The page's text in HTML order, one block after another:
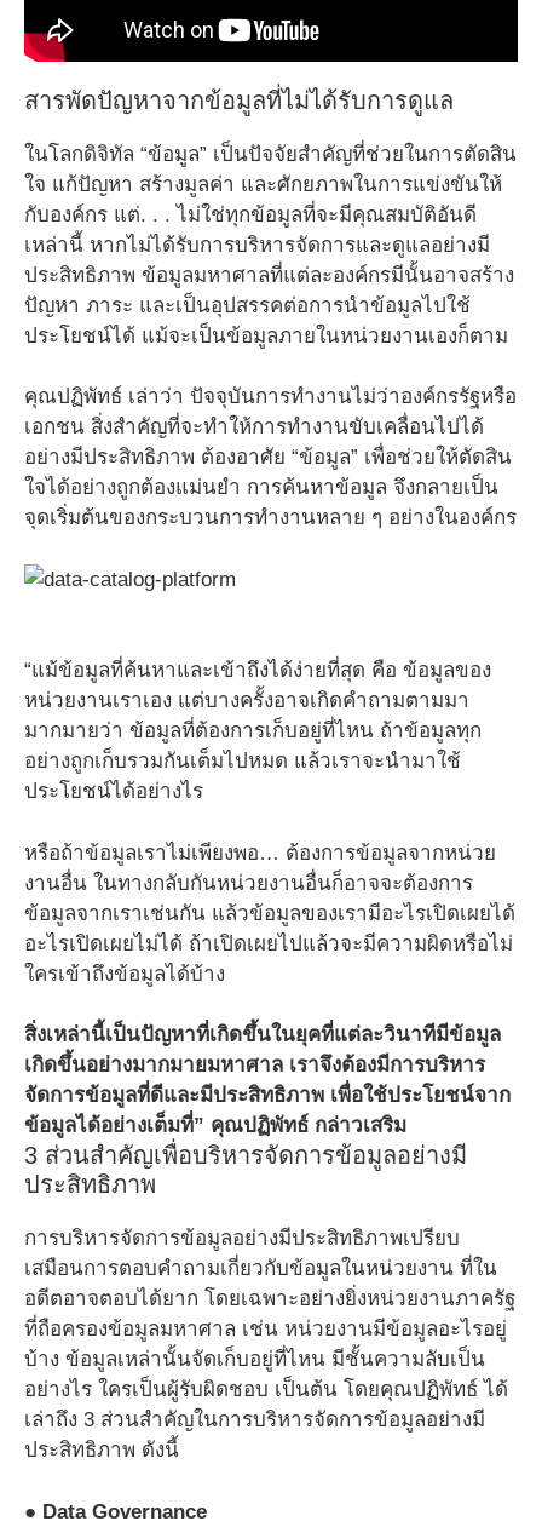
สารพัดปัญหาจากข้อมูลที่ไม่ได้รับการดูแล
ในโลกดิจิทัล “ข้อมูล” เป็นปัจจัยสำคัญที่ช่วยในการตัดสิน
ใจ แก้ปัญหา สร้างมูลค่า และศักยภาพในการแข่งขันให้
กับองค์กร แต่. . . ไม่ใช่ทุกข้อมูลที่จะมีคุณสมบัติอันดี
เหล่านี้ หากไม่ได้รับการบริหารจัดการและดูแลอย่างมี
ประสิทธิภาพ ข้อมูลมหาศาลที่แต่ละองค์กรมีนั้นอาจสร้าง
ปัญหา ภาระ และเป็นอุปสรรคต่อการนำข้อมูลไปใช้
ประโยชน์ได้ แม้จะเป็นข้อมูลภายในหน่วยงานเองก็ตาม
คุณปฏิพัทธ์ เล่าว่า ปัจจุบันการทำงานไม่ว่าองค์กรรัฐหรือ
เอกชน สิ่งสำคัญที่จะทำให้การทำงานขับเคลื่อนไปได้
อย่างมีประสิทธิภาพ ต้องอาศัย “ข้อมูล” เพื่อช่วยให้ตัดสิน
ใจได้อย่างถูกต้องแม่นยำ การค้นหาข้อมูล จึงกลายเป็น
จุดเริ่มต้นของกระบวนการทำงานหลาย ๆ อย่างในองค์กร
“แม้ข้อมูลที่ค้นหาและเข้าถึงได้ง่ายที่สุด คือ ข้อมูลของ
หน่วยงานเราเอง แต่บางครั้งอาจเกิดคำถามตามมา
มากมายว่า ข้อมูลที่ต้องการเก็บอยู่ที่ไหน ถ้าข้อมูลทุก
อย่างถูกเก็บรวมกันเต็มไปหมด แล้วเราจะนำมาใช้
ประโยชน์ได้อย่างไร
หรือถ้าข้อมูลเราไม่เพียงพอ… ต้องการข้อมูลจากหน่วย
งานอื่น ในทางกลับกันหน่วยงานอื่นก็อาจจะต้องการ
ข้อมูลจากเราเช่นกัน แล้วข้อมูลของเรามีอะไรเปิดเผยได้
อะไรเปิดเผยไม่ได้ ถ้าเปิดเผยไปแล้วจะมีความผิดหรือไม่
ใครเข้าถึงข้อมูลได้บ้าง
สิ่งเหล่านี้เป็นปัญหาที่เกิดขึ้นในยุคที่แต่ละวินาทีมีข้อมูล
เกิดขึ้นอย่างมากมายมหาศาล เราจึงต้องมีการบริหาร
จัดการข้อมูลที่ดีและมีประสิทธิภาพ เพื่อใช้ประโยชน์จาก
ข้อมูลได้อย่างเต็มที่” คุณปฏิพัทธ์ กล่าวเสริม
3 ส่วนสำคัญเพื่อบริหารจัดการข้อมูลอย่างมี
ประสิทธิภาพ
การบริหารจัดการข้อมูลอย่างมีประสิทธิภาพเปรียบ
เสมือนการตอบคำถามเกี่ยวกับข้อมูลในหน่วยงาน ที่ใน
อดีตอาจตอบได้ยาก โดยเฉพาะอย่างยิ่งหน่วยงานภาครัฐ
ที่ถือครองข้อมูลมหาศาล เช่น หน่วยงานมีข้อมูลอะไรอยู่
บ้าง ข้อมูลเหล่านั้นจัดเก็บอยู่ที่ไหน มีชั้นความลับเป็น
อย่างไร ใครเป็นผู้รับผิดชอบ เป็นต้น โดยคุณปฏิพัทธ์ ได้
เล่าถึง 3 ส่วนสำคัญในการบริหารจัดการข้อมูลอย่างมี
ประสิทธิภาพ ดังนี้
● Data Governance